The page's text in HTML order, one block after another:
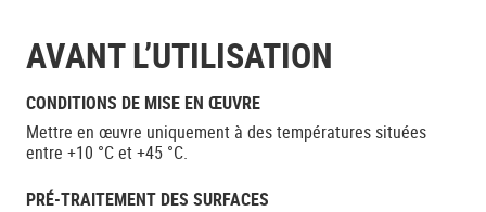
AVANT L’UTILISATION
CONDITIONS DE MISE EN ŒUVRE
Mettre en œuvre uniquement à des températures situées
entre +10 °C et +45 °C.
PRÉ-TRAITEMENT DES SURFACES